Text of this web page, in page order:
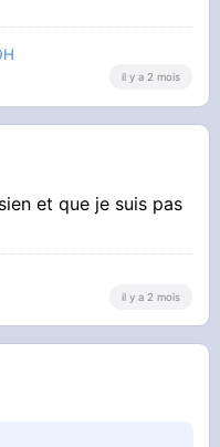
dans le titre,
il y a 2 mois
et que je suis pas
il y a 2 mois